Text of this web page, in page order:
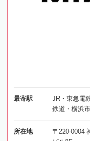
最寄駅
JR・東急電
鉄道・横浜
所在地
〒220-0004